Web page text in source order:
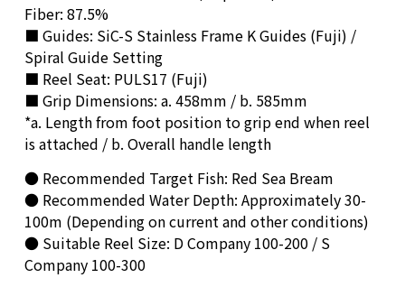
Fiber: 87.5%
■ Guides: SiC-S Stainless Frame K Guides (Fuji) /
Spiral Guide Setting
■ Reel Seat: PULS17 (Fuji)
■ Grip Dimensions: a. 458mm / b. 585mm
*a. Length from foot position to grip end when reel
is attached / b. Overall handle length
● Recommended Target Fish: Red Sea Bream
● Recommended Water Depth: Approximately 30-
100m (Depending on current and other conditions)
● Suitable Reel Size: D Company 100-200 / S
Company 100-300